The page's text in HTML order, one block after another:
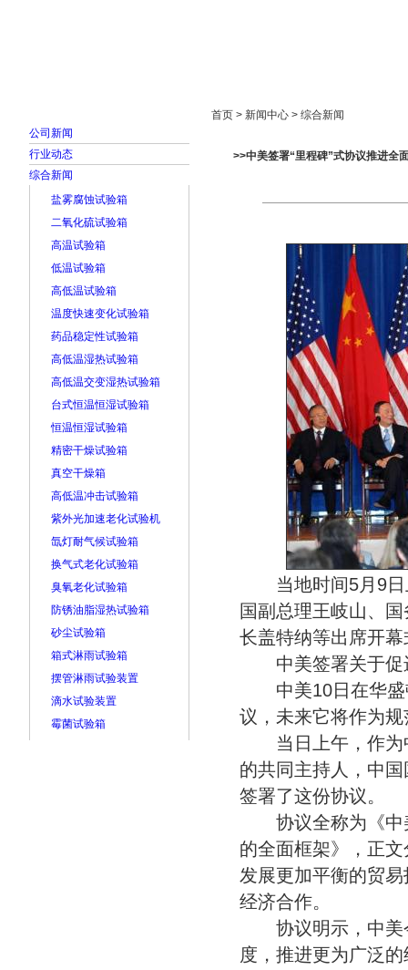
公司新闻
行业动态
综合新闻
盐雾腐蚀试验箱
二氧化硫试验箱
高温试验箱
低温试验箱
高低温试验箱
温度快速变化试验箱
药品稳定性试验箱
高低温湿热试验箱
高低温交变湿热试验箱
台式恒温恒湿试验箱
恒温恒湿试验箱
精密干燥试验箱
真空干燥箱
高低温冲击试验箱
紫外光加速老化试验机
氙灯耐气候试验箱
换气式老化试验箱
臭氧老化试验箱
防锈油脂湿热试验箱
砂尘试验箱
箱式淋雨试验箱
摆管淋雨试验装置
滴水试验装置
霉菌试验箱
首页 > 新闻中心 > 综合新闻
>>中美签署“里程碑”式协议推进全
当地时间5月9日
国副总理王岐山、
长盖特纳等出席开幕
中美签署关于促
中美10日在华盛
议，未来它将作为
当日上午，作为
的共同主持人，中
签署了这份协议。
协议全称为《中
的全面框架》，正
发展更加平衡的贸
经济合作。
协议明示，中美
度，推进更为广泛